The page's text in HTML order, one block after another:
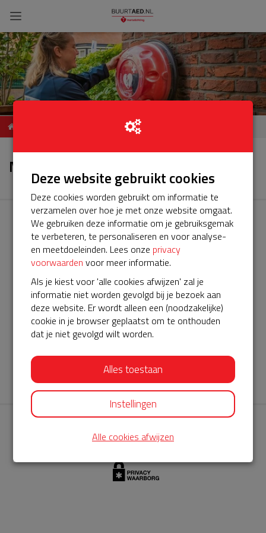
ServiceBuurtAED Vrijheer
Nieuws
AED360-ProCardio
ServiceBuurtAED wordt aangeboden door de Hartstichting en
AED360-ProCardio. Net als bij BuurtAED is AED360-ProCardio
de leverancier van het servicepakket en ontzorgen zij jou de
komende jaren. AED360-ProCardio is gespecialiseerd in de
levering en het onderhoud van Philips AED’s.
Deze website gebruikt cookies
Deze cookies worden gebruikt om informatie te
verzamelen over hoe je met onze website omgaat.
We gebruiken deze informatie om je gebruiksgemak
te verbeteren, te personaliseren en voor analyse-
en meetdoeleinden. Lees onze privacy
voorwaarden voor meer informatie.
Als je kiest voor 'alle cookies afwijzen' zal je
informatie niet worden gevolgd bij je bezoek aan
deze website. Er wordt alleen een (noodzakelijke)
cookie in je browser geplaatst om te onthouden
dat je niet gevolgd wilt worden.
Alles toestaan
Instellingen
Alle cookies afwijzen